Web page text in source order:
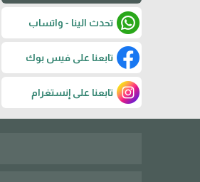
تحدث الينا - واتساب
تابعنا على فيس بوك
تابعنا على إنستغرام